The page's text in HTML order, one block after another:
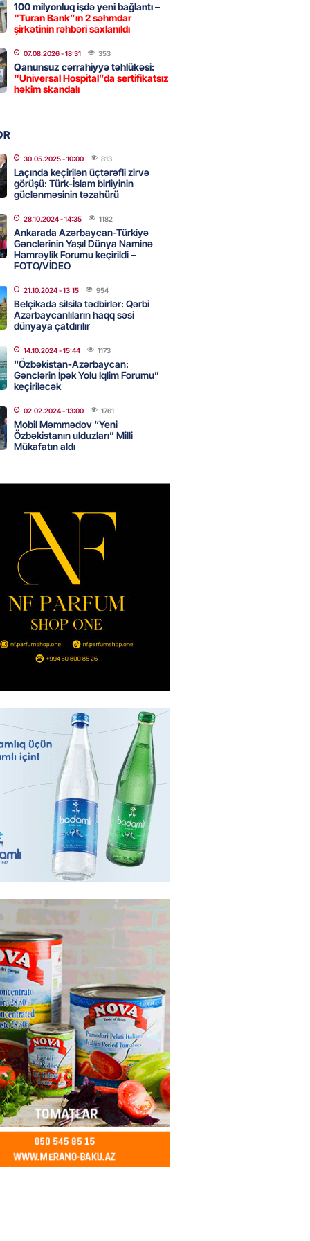
Müdafiə Sazişi”nin
- 16:30
oynamaq istəyir
qadın qətlə yetirildi – Şübhəli
oğludur
- 16:00 224
37,6 milyon, Rusiyada 16,7
Azərbaycanlıların yemək
- 15:45
yeni səfirimiz kimdir? –
- 15:30
arasında Məkkə müdafiə
- 15:15
bu silahı verməkdən
ABŞ-ın özünün bu raketlərə
var
- 15:00
İran millisindən İMTİNA
sabah 39 dərəcə isti
- 14:30 153
Biznes-dən mikro biznes
5%-dək endirim
avtomobil qaçıran və
mobil telefon oğurlayan
- 14:15
karta istədiyiniz qədər
edə bilərsiniz – VİDEO
- 14:00 154
avtomobildə Paşinyana nə
- 13:45
100 milyonluq işdə yeni bağlantı –
“Turan Bank”ın 2 səhmdar
şirkətinin rəhbəri saxlanıldı
07.08.2026- 18:31 353
Qanunsuz cərrahiyyə təhlükəsi:
“Universal Hospital”da sertifikatsız
həkim skandalı
30.05.2025- 10:00 813
Laçında keçirilən üçtərəfli zirvə
görüşü: Türk-İslam birliyinin
güclənməsinin təzahürü
28.10.2024- 14:35 1182
Ankarada Azərbaycan-Türkiyə
Gənclərinin Yaşıl Dünya Naminə
Həmrəylik Forumu keçirildi –
FOTO/VİDEO
21.10.2024- 13:15 954
Belçikada silsilə tədbirlər: Qərbi
Azərbaycanlıların haqq səsi
dünyaya çatdırılır
14.10.2024- 15:44 1173
“Özbəkistan-Azərbaycan:
Gənclərin İpək Yolu İqlim Forumu”
keçiriləcək
02.02.2024- 13:00 1761
Mobil Məmmədov “Yeni
Özbəkistanın ulduzları” Milli
Mükafatın aldı